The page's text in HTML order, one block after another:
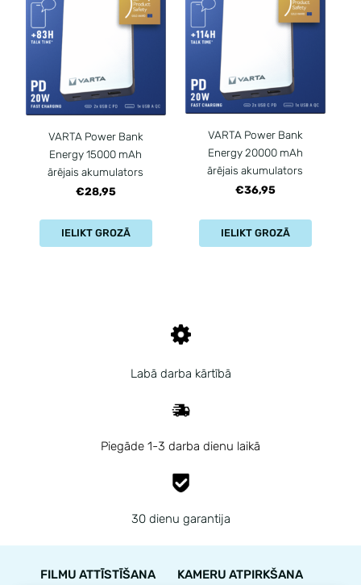
Labā darba kārtībā
Piegāde 1-3 darba dienu laikā
30 dienu garantija
VARTA Power Bank
Energy 15000 mAh
ārējais akumulators
€28,95
IELIKT GROZĀ
VARTA Power Bank
Energy 20000 mAh
ārējais akumulators
€36,95
IELIKT GROZĀ
FILMU ATTĪSTĪŠANA KAMERU ATPIRKŠANA